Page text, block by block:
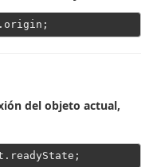
del objeto actual,